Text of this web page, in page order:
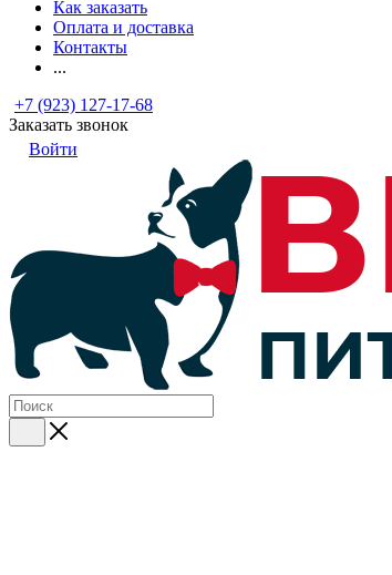
Как заказать
Оплата и доставка
Контакты
...
+7 (923) 127-17-68
Заказать звонок
Войти